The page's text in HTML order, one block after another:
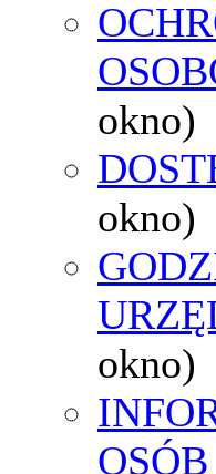
okno)
okno)
okno)
OSÓB